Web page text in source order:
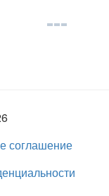
соглашение